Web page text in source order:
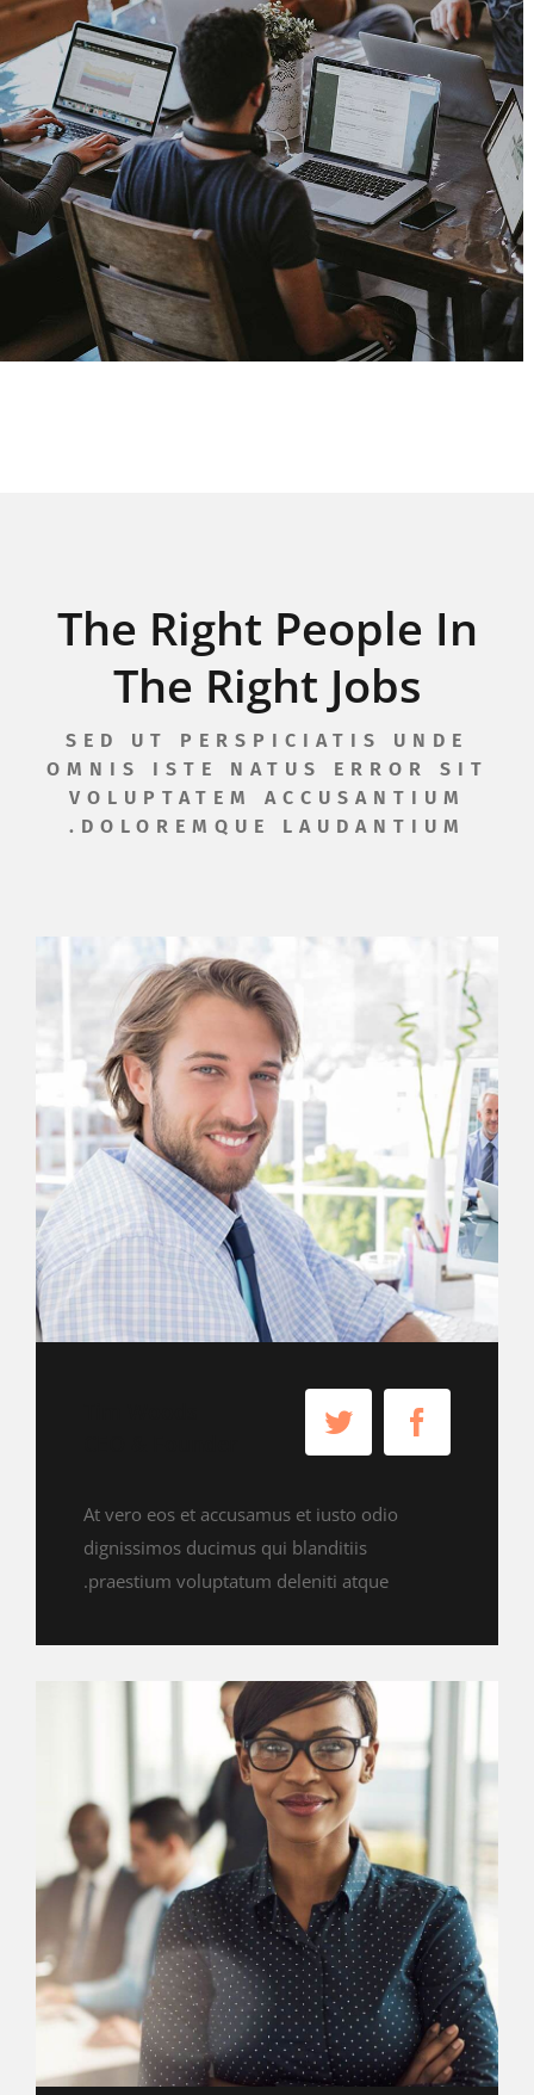
The Right People In
The Right Jobs
SED UT PERSPICIATIS UNDE
OMNIS ISTE NATUS ERROR SIT
VOLUPTATEM ACCUSANTIUM
DOLOREMQUE LAUDANTIUM.
At vero eos et accusamus et iusto odio
dignissimos ducimus qui blanditiis
praestium voluptatum deleniti atque.